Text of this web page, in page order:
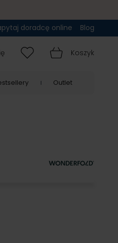
doradcę online Blog
Koszyk
Outlet